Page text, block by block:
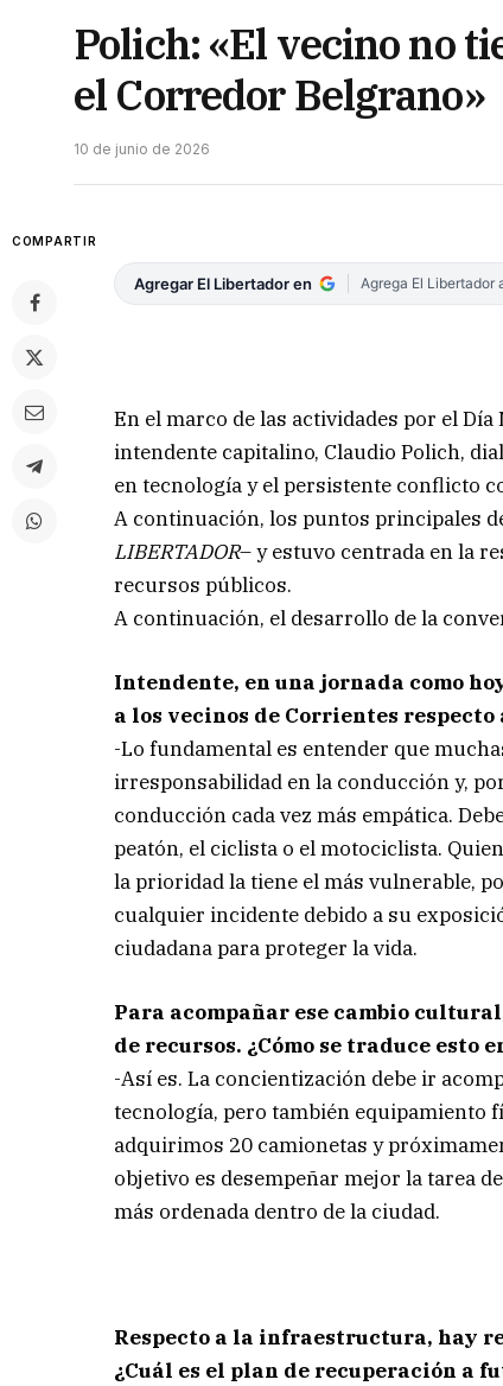
Polich: «El vecino no
el Corredor Belgrano»
10 de junio de 2026
COMPARTIR
Agregar El Libertador en Agrega El Libertador
En el marco de las actividades por el
intendente capitalino, Claudio Polich,
en tecnología y el persistente conflicto
A continuación, los puntos principales
LIBERTADOR– y estuvo centrada en la
recursos públicos.
A continuación, el desarrollo de la
Intendente, en una jornada como
a los vecinos de Corrientes
-Lo fundamental es entender que
irresponsabilidad en la conducción y,
conducción cada vez más empática.
peatón, el ciclista o el motociclista.
la prioridad la tiene el más vulnerable,
cualquier incidente debido a su
ciudadana para proteger la vida.
Para acompañar ese cambio
de recursos. ¿Cómo se traduce esto
-Así es. La concientización debe ir
tecnología, pero también equipamiento
adquirimos 20 camionetas y
objetivo es desempeñar mejor la tarea
más ordenada dentro de la ciudad.
Respecto a la infraestructura, hay
¿Cuál es el plan de recuperación a